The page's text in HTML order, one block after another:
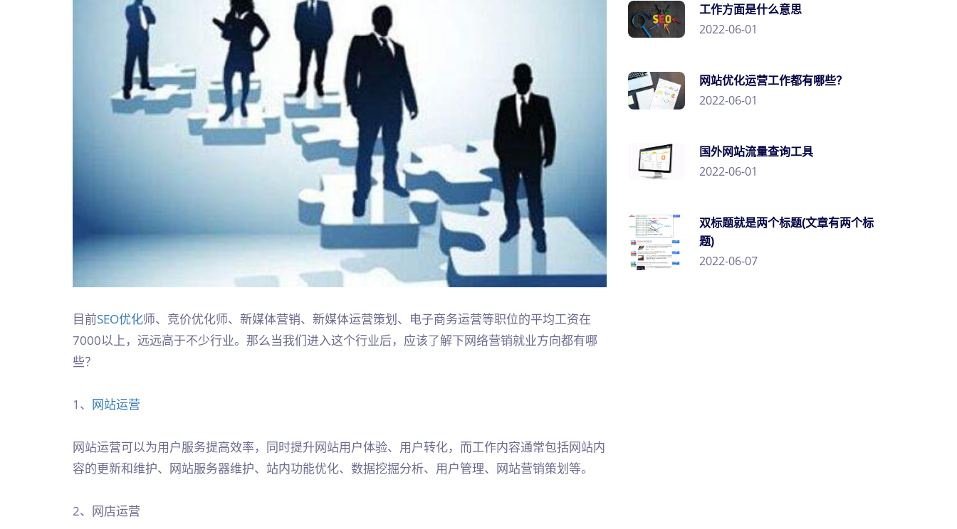
目前SEO优化师、竞价优化师、新媒体营销、新媒体运营策划、电子商务运营等职位的平均工资在
7000以上，远远高于不少行业。那么当我们进入这个行业后，应该了解下网络营销就业方向都有哪
些？
1、 网站运营
网站运营可以为用户服务提高效率，同时提升网站用户体验、用户转化，而工作内容通常包括网站内
容的更新和维护、网站服务器维护、站内功能优化、数据挖掘分析、用户管理、网站营销策划等。
2、网店运营
工作方面是什么意思
2022-06-01
网站优化运营工作都有哪些？
2022-06-01
国外网站流量查询工具
2022-06-01
双标题就是两个标题(文章有两个标
题)
2022-06-07